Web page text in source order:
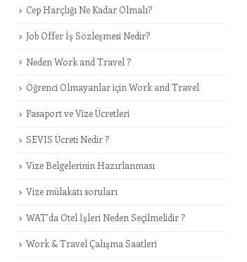
Cep Harçlığı Ne Kadar Olmalı?
Job Offer İş Sözleşmesi Nedir?
Neden Work and Travel ?
Öğrenci Olmayanlar için Work and Travel
Pasaport ve Vize Ücretleri
SEVIS Ücreti Nedir ?
Vize Belgelerinin Hazırlanması
Vize mülakatı soruları
WAT’da Otel İşleri Neden Seçilmelidir ?
Work & Travel Çalışma Saatleri